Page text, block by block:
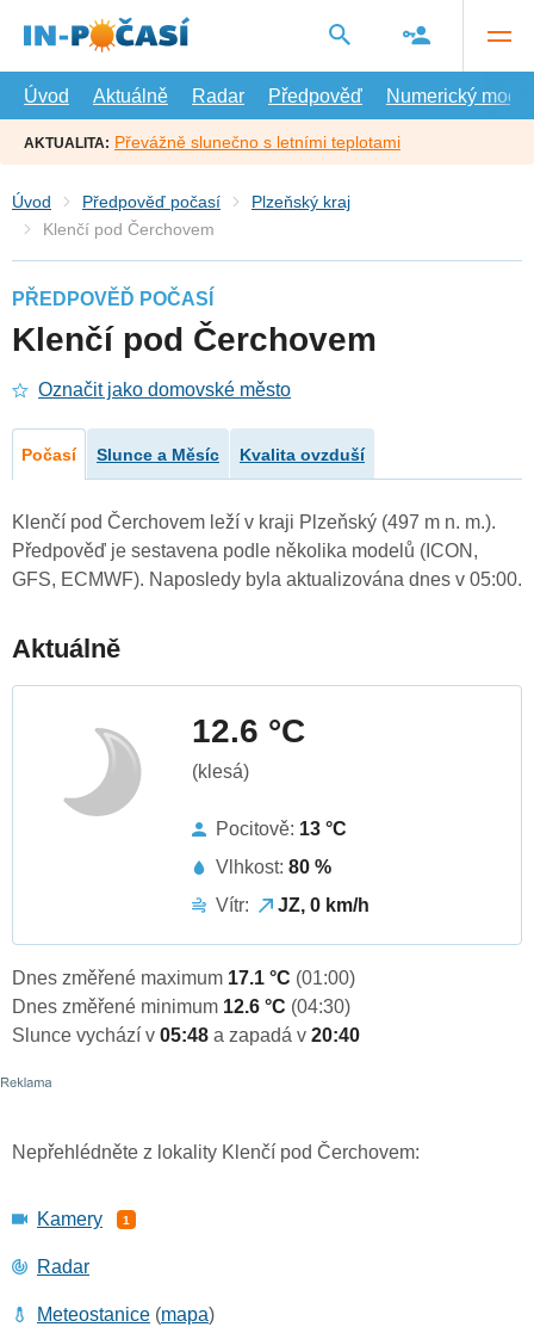
hlavní
Úvod
Aktuálně Radar Předpověď Numerický model
AKTUALITA: Převážně slunečno s letními teplotami
Úvod Předpověď počasí
Plzeňský kraj
Klenčí pod Čerchovem
PŘEDPOVĚĎ POČASÍ
Klenčí pod Čerchovem
Označit jako domovské město
Počasí Slunce a Měsíc Kvalita ovzduší
Klenčí pod Čerchovem leží v kraji Plzeňský (497 m n. m.).
Předpověď je sestavena podle několika modelů (ICON,
GFS, ECMWF). Naposledy byla aktualizována dnes v 05:00.
Aktuálně
12.6 °C
(klesá)
Pocitově: 13 °C
Vlhkost: 80 %
Vítr:
JZ, 0 km/h
Dnes změřené maximum 17.1 °C (01:00)
Dnes změřené minimum 12.6 °C (04:30)
Slunce vychází v 05:48 a zapadá v 20:40
Nepřehlédněte z lokality Klenčí pod Čerchovem:
Kamery 1
Radar
Meteostanice (mapa)